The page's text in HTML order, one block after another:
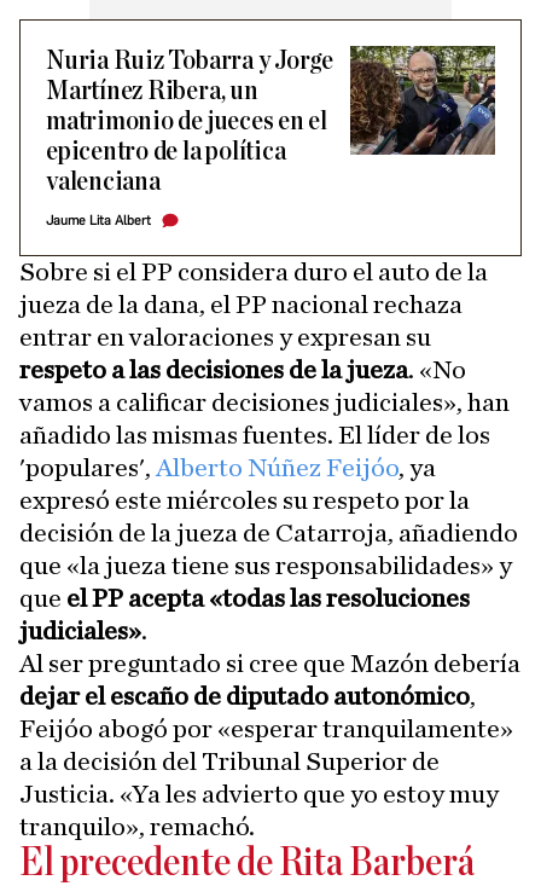
Nuria Ruiz Tobarra y Jorge
Martínez Ribera, un
matrimonio de jueces en el
epicentro de la política
valenciana
Jaume Lita Albert
Sobre si el PP considera duro el auto de la
jueza de la dana, el PP nacional rechaza
entrar en valoraciones y expresan su
respeto a las decisiones de la jueza. «No
vamos a calificar decisiones judiciales», han
añadido las mismas fuentes. El líder de los
'populares', Alberto Núñez Feijóo, ya
expresó este miércoles su respeto por la
decisión de la jueza de Catarroja, añadiendo
que «la jueza tiene sus responsabilidades» y
que el PP acepta «todas las resoluciones
judiciales».
Al ser preguntado si cree que Mazón debería
dejar el escaño de diputado autonómico,
Feijóo abogó por «esperar tranquilamente»
a la decisión del Tribunal Superior de
Justicia. «Ya les advierto que yo estoy muy
tranquilo», remachó.
El precedente de Rita Barberá